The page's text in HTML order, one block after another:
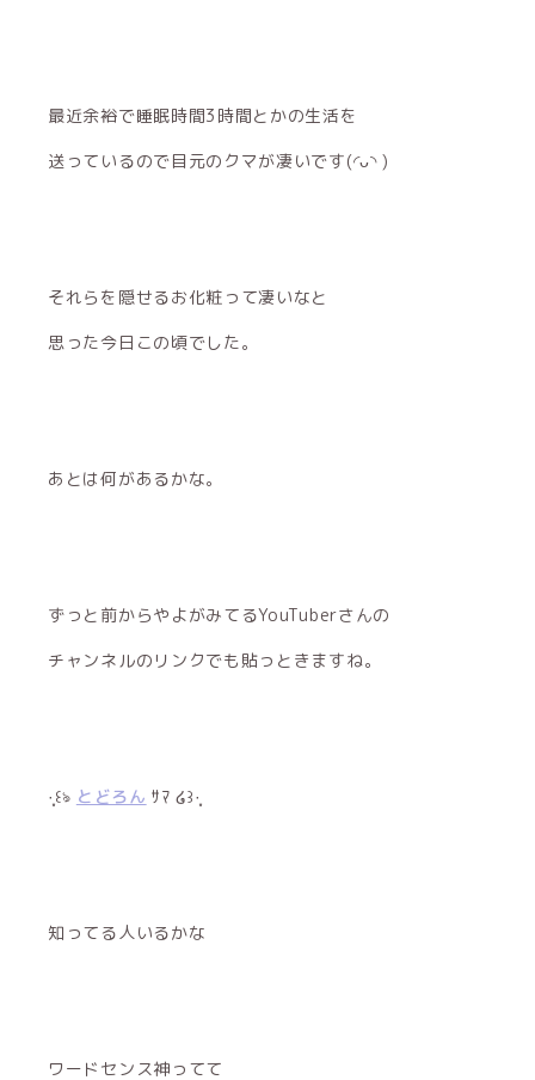
最近余裕で睡眠時間3時間とかの生活を
送っているので目元のクマが凄いです(◜ᴗ◝ )
それらを隠せるお化粧って凄いなと
思った今日この頃でした。
あとは何があるかな。
ずっと前からやよがみてるYouTuberさんの
チャンネルのリンクでも貼っときますね。
·̩͙꒰ঌ とどろん ｻﾏ ໒꒱·̩͙
知ってる人いるかな
ワードセンス神ってて